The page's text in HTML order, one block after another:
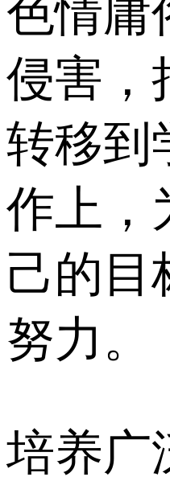
色情庸
侵害，
转移到
作上，
己的目
努力。
培养广